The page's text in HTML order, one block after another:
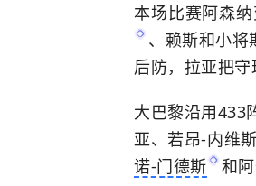
本场比赛阿森纳
、赖斯和小将
后防，拉亚把守
大巴黎沿用433
亚、若昂-内维
诺-门德斯
和